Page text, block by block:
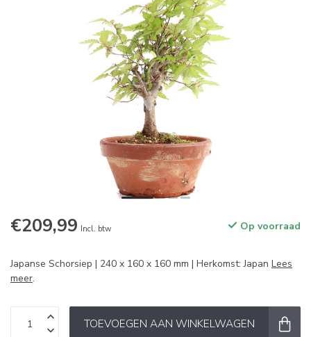
€209,99 Incl. btw Op voorraad
Japanse Schorsiep | 240 x 160 x 160 mm | Herkomst: Japan Lees
meer.
TOEVOEGEN AAN WINKELWAGEN